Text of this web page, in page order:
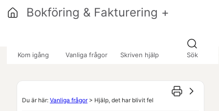
Kom igång Vanliga frågor Skriven hjälp Sök
Bokföring & Fakturering +
Du är här: Vanliga frågor> Hjälp, det har blivit fel